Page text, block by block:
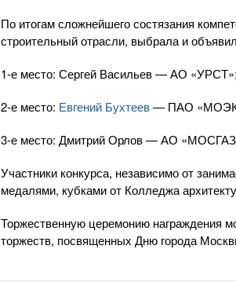
По итогам сложнейшего состязания
строительный отрасли, выбрала и
1-е место: Сергей Васильев — АО «УРСТ»;
2-е место: Евгений Бухтеев— ПАО
3-е место: Дмитрий Орлов — АО
Участники конкурса, независимо от
медалями, кубками от Колледжа
Торжественную церемонию награждения
торжеств, посвященных Дню города